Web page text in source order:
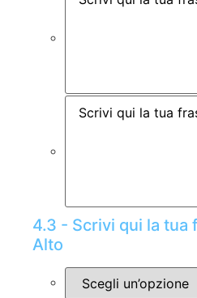
4.3 - Scrivi qui la tua
Alto